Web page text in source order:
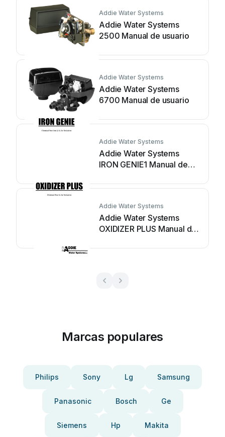
Addie Water Systems
Addie Water Systems
2500 Manual de usuario
Addie Water Systems
Addie Water Systems
6700 Manual de usuario
Addie Water Systems
Addie Water Systems
IRON GENIE1 Manual de
Addie Water Systems
Addie Water Systems
OXIDIZER PLUS Manual de
Marcas populares
Philips Sony Lg Samsung
Panasonic Bosch Ge
Siemens Hp Makita